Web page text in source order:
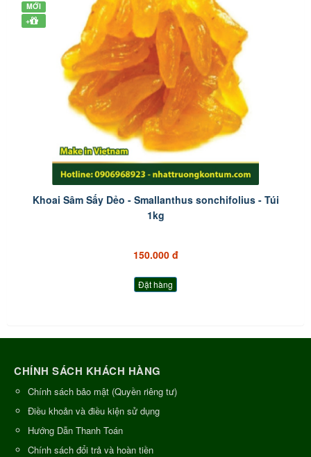
MỚI
+
Khoai Sâm Sấy Dẻo - Smallanthus sonchifolius - Túi
1kg
150.000 đ
Đặt hàng
CHÍNH SÁCH KHÁCH HÀNG
Chính sách bảo mật (Quyền riêng tư)
Điều khoản và điều kiện sử dụng
Hướng Dẫn Thanh Toán
Chính sách đổi trả và hoàn tiền